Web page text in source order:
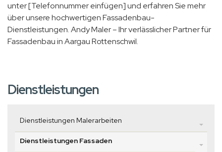
unter [Telefonnummer einfügen] und erfahren Sie mehr
über unsere hochwertigen Fassadenbau-
Dienstleistungen. Andy Maler – Ihr verlässlicher Partner für
Fassadenbau in Aargau Rottenschwil.
Dienstleistungen
Dienstleistungen Malerarbeiten
Dienstleistungen Fassaden